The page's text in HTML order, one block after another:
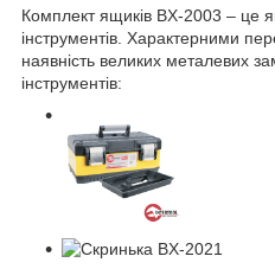
Комплект ящиків BX-2003 – це
інструментів. Характерними
наявність великих металевих
інструментів: